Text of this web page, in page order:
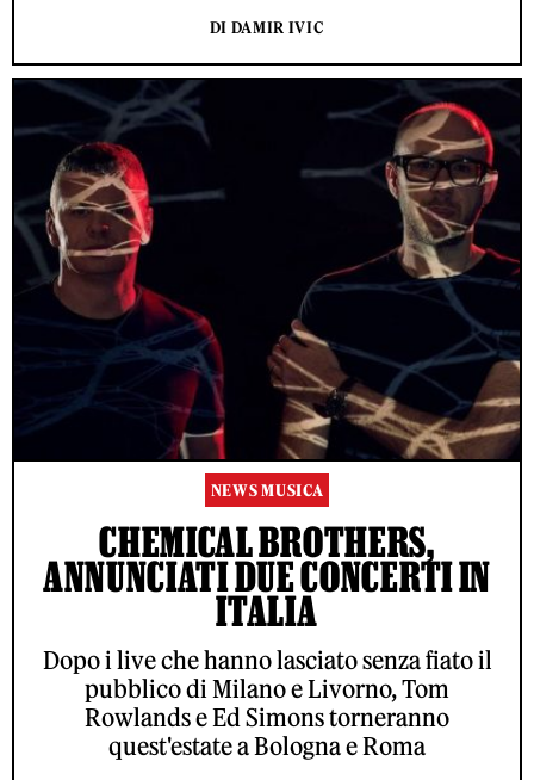
DI DAMIR IVIC
NEWS MUSICA
CHEMICAL BROTHERS,
ANNUNCIATI DUE CONCERTI IN
ITALIA
Dopo i live che hanno lasciato senza fiato il
pubblico di Milano e Livorno, Tom
Rowlands e Ed Simons torneranno
quest'estate a Bologna e Roma